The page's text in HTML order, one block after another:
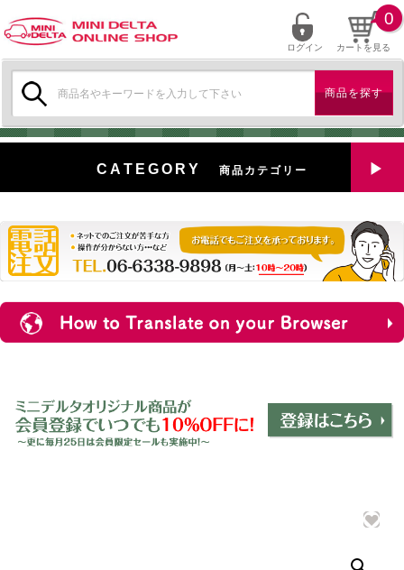
ログイン カートを見る
0
索:
CATEGORY 商品カテゴリー
特選中古車
対象商品
新入荷
ミニデルタオリジナルパーツ